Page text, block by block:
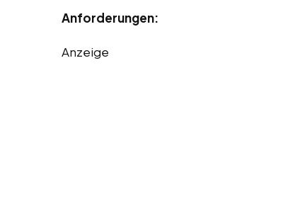
Anforderungen:
Anzeige